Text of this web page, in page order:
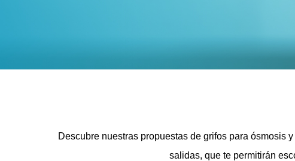
Descubre nuestras propuestas de grifos para ósmosis
salidas, que te permitirán